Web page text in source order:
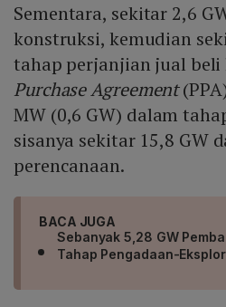
Sementara, sekitar 2,6
konstruksi, kemudian
tahap perjanjian jual
Purchase Agreement
MW (0,6 GW) dalam
sisanya sekitar 15,8 GW
perencanaan.
BACA JUGA
Sebanyak 5,28 GW
Tahap Pengadaan-